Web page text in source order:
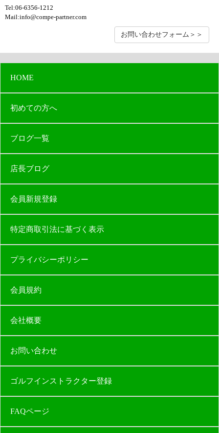
Tel:06-6356-1212
Mail:info@compe-partner.com
お問い合わせフォーム＞＞
HOME
初めての方へ
ブログ一覧
店長ブログ
会員新規登録
特定商取引法に基づく表示
プライバシーポリシー
会員規約
会社概要
お問い合わせ
ゴルフインストラクター登録
FAQページ